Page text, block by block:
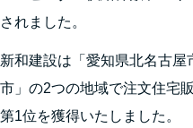
されました。
新和建設は「愛知県北名古屋
市」の2つの地域で注文住宅
第1位を獲得いたしました。